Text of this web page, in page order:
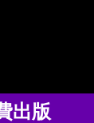
出版